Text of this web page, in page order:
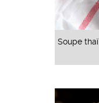
Soupe